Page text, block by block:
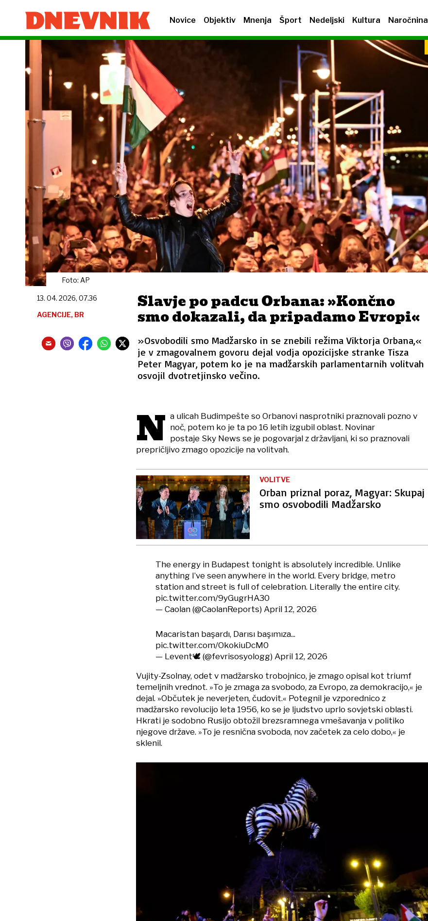
Novice Objektiv Mnenja Šport Nedeljski Kultura Naročnina
Foto: AP
Slavje po padcu Orbana: »Končno
smo dokazali, da pripadamo Evropi«
»Osvobodili smo Madžarsko in se znebili režima Viktorja Orbana,«
je v zmagovalnem govoru dejal vodja opozicijske stranke Tisza
Peter Magyar, potem ko je na madžarskih parlamentarnih volitvah
osvojil dvotretjinsko večino.
13. 04. 2026, 07.36
AGENCIJE, BR
N a ulicah Budimpešte so Orbanovi nasprotniki praznovali pozno v
noč, potem ko je ta po 16 letih izgubil oblast. Novinar
postaje Sky News se je pogovarjal z državljani, ki so praznovali
prepričljivo zmago opozicije na volitvah.
VOLITVE
Orban priznal poraz, Magyar: Skupaj
smo osvobodili Madžarsko
The energy in Budapest tonight is absolutely incredible. Unlike
anything I’ve seen anywhere in the world. Every bridge, metro
station and street is full of celebration. Literally the entire city.
pic.twitter.com/9yGugrHA30
— Caolan (@CaolanReports) April 12, 2026
Macaristan başardı, Darısı başımıza...
pic.twitter.com/OkokiuDcM0
— Levent🕊️ (@fevrisosyologg) April 12, 2026
Vujity-Zsolnay, odet v madžarsko trobojnico, je zmago opisal kot triumf
temeljnih vrednot. »To je zmaga za svobodo, za Evropo, za demokracijo,« je
dejal. »Občutek je neverjeten, čudovit.« Potegnil je vzporednico z
madžarsko revolucijo leta 1956, ko se je ljudstvo uprlo sovjetski oblasti.
Hkrati je sodobno Rusijo obtožil brezsramnega vmešavanja v politiko
njegove države. »To je resnična svoboda, nov začetek za celo dobo,« je
sklenil.